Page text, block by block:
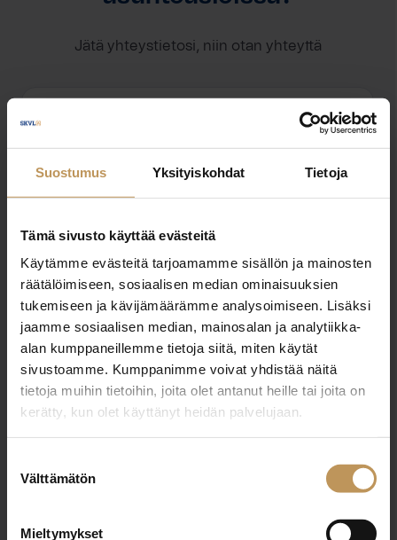
Suostumus Yksityiskohdat Tietoja
Tämä sivusto käyttää evästeitä
Käytämme evästeitä tarjoamamme sisällön ja mainosten
räätälöimiseen, sosiaalisen median ominaisuuksien
tukemiseen ja kävijämäärämme analysoimiseen. Lisäksi
jaamme sosiaalisen median, mainosalan ja analytiikka-
alan kumppaneillemme tietoja siitä, miten käytät
sivustoamme. Kumppanimme voivat yhdistää näitä
tietoja muihin tietoihin, joita olet antanut heille tai joita on
kerätty, kun olet käyttänyt heidän palvelujaan.
valinta
Välttämätön
Mieltymykset
Jätä yhteystietosi, niin otan yhteyttä
asko.tolo@gmail.com
"*" näyttää pakolliset kentät
Aihe
Sähköposti